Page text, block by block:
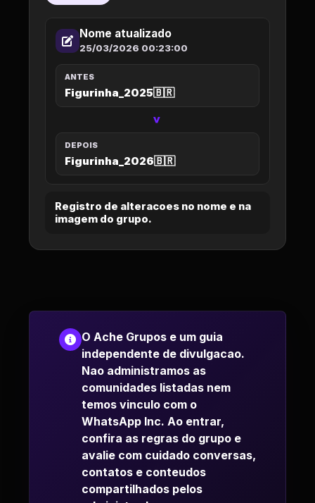
Nome atualizado
25/03/2026 00:23:00
ANTES
Figurinha_2025🇧🇷
>
DEPOIS
Figurinha_2026🇧🇷
Registro de alteracoes no nome e na
imagem do grupo.
O Ache Grupos e um guia
independente de divulgacao.
Nao administramos as
comunidades listadas nem
temos vinculo com o
WhatsApp Inc. Ao entrar,
confira as regras do grupo e
avalie com cuidado conversas,
contatos e conteudos
compartilhados pelos